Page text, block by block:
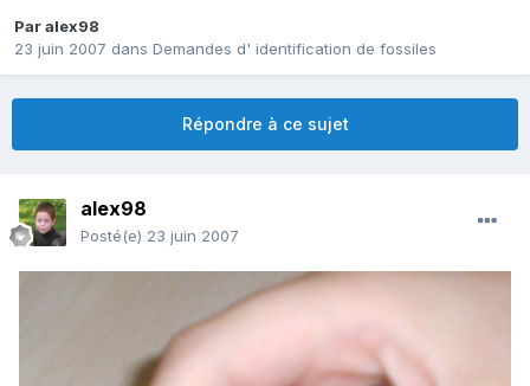
Paralex98
23 juin 2007 dans Demandes d' identification de fossiles
Répondre à ce sujet
alex98
Posté(e) 23 juin 2007